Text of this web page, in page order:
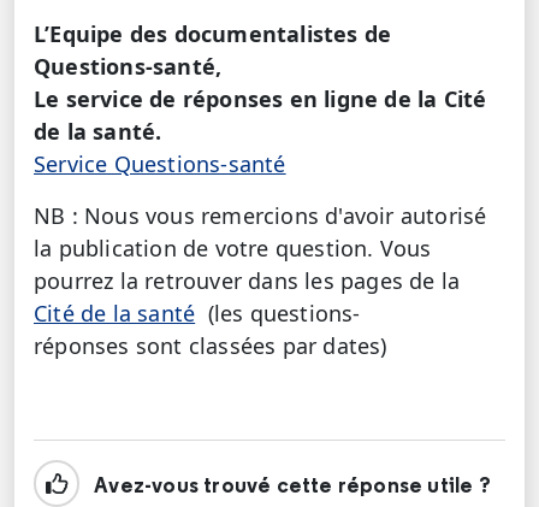
L’Equipe des documentalistes de
Questions-santé,
Le service de réponses en ligne de la Cité
de la santé.
Service Questions-santé
NB : Nous vous remercions d'avoir autorisé
la publication de votre question. Vous
pourrez la retrouver dans les pages de la
Cité de la santé (les questions-
réponses sont classées par dates)
Avez-vous trouvé cette réponse utile ?